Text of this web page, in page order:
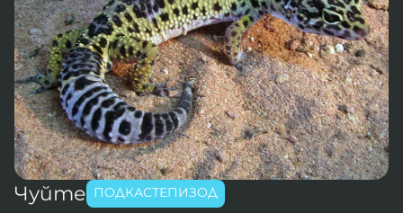
Чуйте
Новините на детски език
Приказки
Песнички
Искри
Интересен архив
Нашите гости
Фантазирай
Игри
Чуйте ПОДКАСТЕПИЗОД